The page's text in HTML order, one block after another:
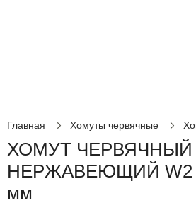
Главная Хомуты червячные
ХОМУТ ЧЕРВЯЧНЫЙ
НЕРЖАВЕЮЩИЙ W2
мм